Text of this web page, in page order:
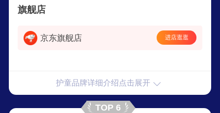
旗舰店
京东旗舰店 进店逛逛
护童品牌详细介绍点击展开
TOP 6